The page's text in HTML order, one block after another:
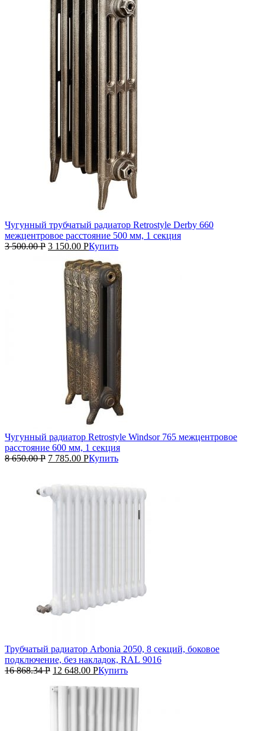
Чугунный трубчатый радиатор Retrostyle Derby 660
межцентровое расстояние 500 мм, 1 секция
3 500.00Р 3 150.00 РКупить
Чугунный радиатор Retrostyle Windsor 765 межцентровое
расстояние 600 мм, 1 секция
8 650.00Р 7 785.00 РКупить
Трубчатый радиатор Arbonia 2050, 8 секций, боковое
подключение, без накладок, RAL 9016
16 868.34Р 12 648.00 РКупить